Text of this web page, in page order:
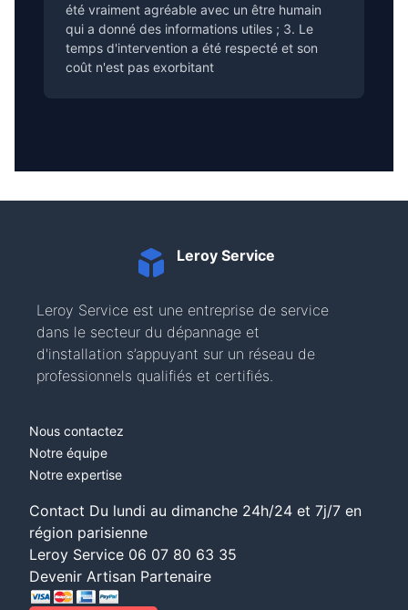
été vraiment agréable avec un être humain
qui a donné des informations utiles ; 3. Le
temps d'intervention a été respecté et son
coût n'est pas exorbitant
Leroy Service
Leroy Service est une entreprise de service
dans le secteur du dépannage et
d'installation s’appuyant sur un réseau de
professionnels qualifiés et certifiés.
Nous contactez
Notre équipe
Notre expertise
Contact Du lundi au dimanche 24h/24 et 7j/7 en
région parisienne
Leroy Service 06 07 80 63 35
Devenir Artisan Partenaire